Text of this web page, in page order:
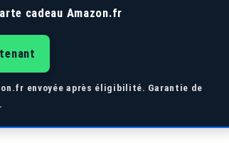
cadeau Amazon.fr
envoyée après éligibilité. Garantie de